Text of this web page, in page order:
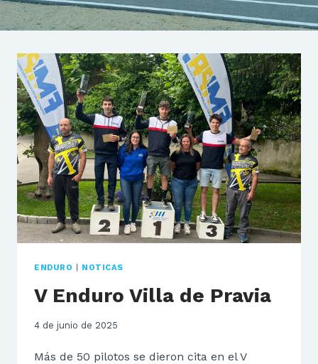
ENDURO NOTICAS
V Enduro Villa de Pravia
4 de junio de 2025
Más de 50 pilotos se dieron cita en el V